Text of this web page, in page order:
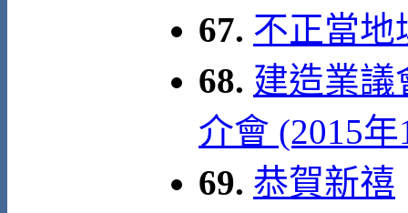
67. 不正當地
68. 建造業議
介會 (2015
69. 恭賀新禧